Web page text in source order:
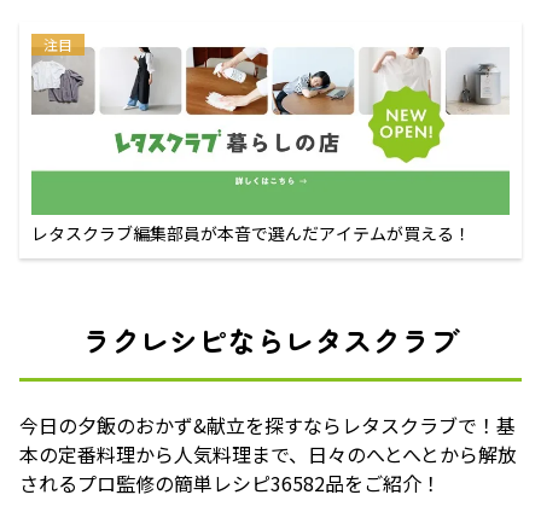
注目
レタスクラブ編集部員が本音で選んだアイテムが買える！
ラクレシピならレタスクラブ
今日の夕飯のおかず&献立を探すならレタスクラブで！基
本の定番料理から人気料理まで、日々のへとへとから解放
されるプロ監修の簡単レシピ36582品をご紹介！